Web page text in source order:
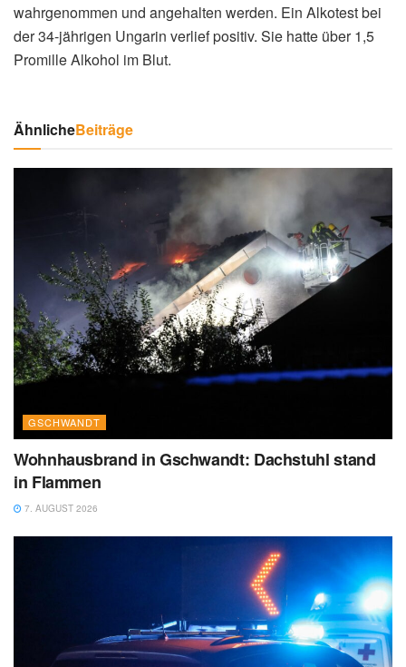
wahrgenommen und angehalten werden. Ein Alkotest bei
der 34-jährigen Ungarin verlief positiv. Sie hatte über 1,5
Promille Alkohol im Blut.
ÄhnlicheBeiträge
GSCHWANDT
Wohnhausbrand in Gschwandt: Dachstuhl stand
in Flammen
7. AUGUST 2026